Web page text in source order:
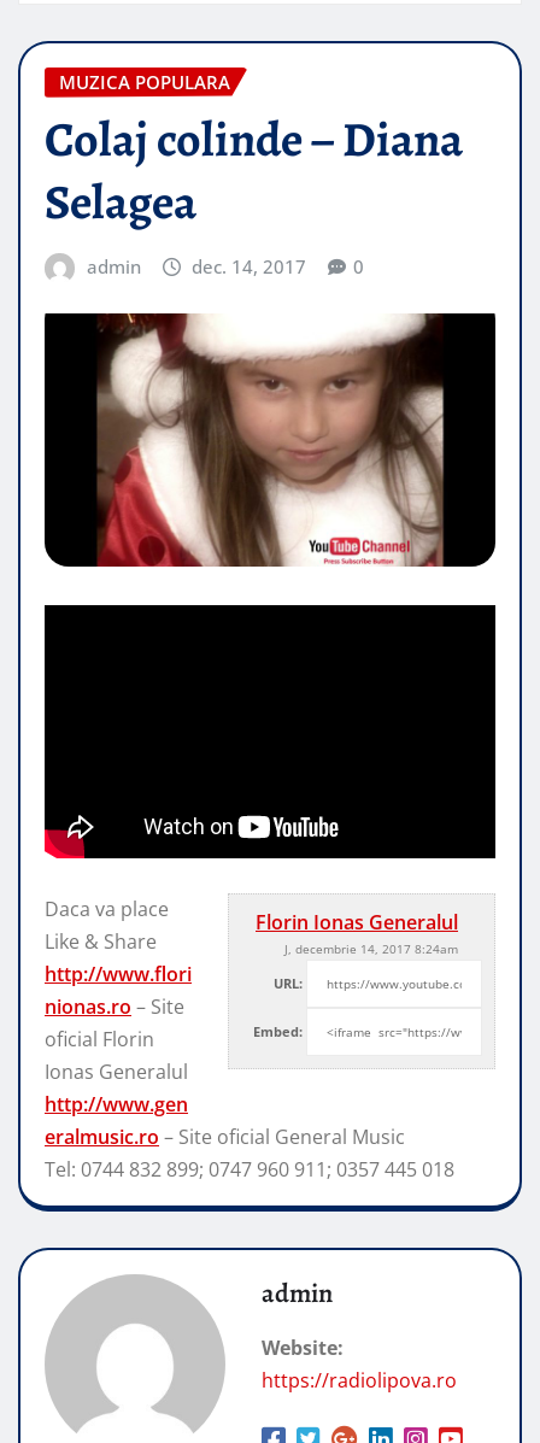
MUZICA POPULARA
Colaj colinde – Diana
Selagea
admin dec. 14, 2017 0
Florin Ionas Generalul
J, decembrie 14, 2017 8:24am
URL:
Embed:
Daca va place
Like & Share
http://www.flori
nionas.ro – Site
oficial Florin
Ionas Generalul
http://www.gen
eralmusic.ro – Site oficial General Music
Tel: 0744 832 899; 0747 960 911; 0357 445 018
admin
Website:
https://radiolipova.ro